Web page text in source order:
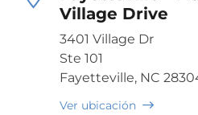
Village Drive
3401 Village Dr
Ste 101
Fayetteville, NC
Ver ubicación